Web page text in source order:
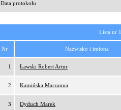
Data protokołu
Lista nr
Nr Nazwisko i imiona
1 Ławski Robert Artur
2 Kamińska Marzanna
3 Dyduch Marek